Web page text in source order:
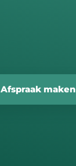
Afspraak maken